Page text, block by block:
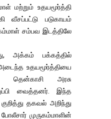
மற்றும் உதயமூர்த்தி
வீசப்பட்டு படுகாயம்
சம்பவ இடத்திலே
அக்கம் பக்கத்தில்
உதயமூர்த்தியை
தென்காசி அரசு
வைத்தனர். இந்த
தகவல் அறிந்து
முருகம்மாளின்